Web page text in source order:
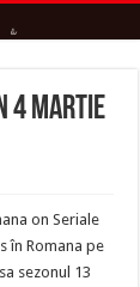
4 Martie
on Seriale
în Romana pe
sezonul 13